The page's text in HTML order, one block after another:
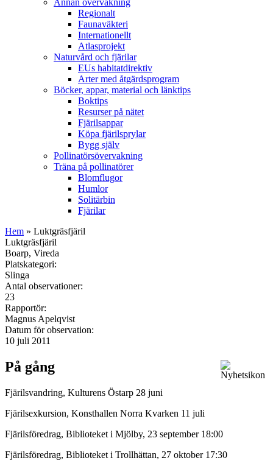
Regionalt
Faunaväkteri
Internationellt
Atlasprojekt
Naturvård och fjärilar
EUs habitatdirektiv
Arter med åtgärdsprogram
Böcker, appar, material och länktips
Boktips
Resurser på nätet
Fjärilsappar
Köpa fjärilsprylar
Bygg själv
Pollinatörsövervakning
Träna på pollinatörer
Blomflugor
Humlor
Solitärbin
Fjärilar
Hem » Luktgräsfjäril
Luktgräsfjäril
Boarp, Vireda
Platskategori:
Slinga
Antal observationer:
23
Rapportör:
Magnus Apelqvist
Datum för observation:
10 juli 2011
På gång
Fjärilsvandring, Kulturens Östarp 28 juni
Fjärilsexkursion, Konsthallen Norra Kvarken 11 juli
Fjärilsföredrag, Biblioteket i Mjölby, 23 september 18:00
Fjärilsföredrag, Biblioteket i Trollhättan, 27 oktober 17:30